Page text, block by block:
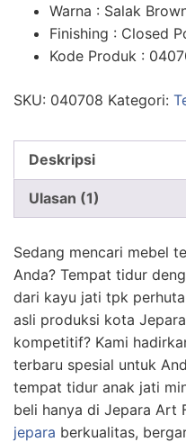
Warna : Salak
Finishing : Closed
Kode Produk :
SKU: 040708 Kategori:
Deskripsi
Ulasan (1)
Sedang mencari mebel
Anda? Tempat tidur
dari kayu jati tpk
asli produksi kota
kompetitif? Kami
terbaru spesial untuk
tempat tidur anak jati
beli hanya di Jepara Art
jepara berkualitas,